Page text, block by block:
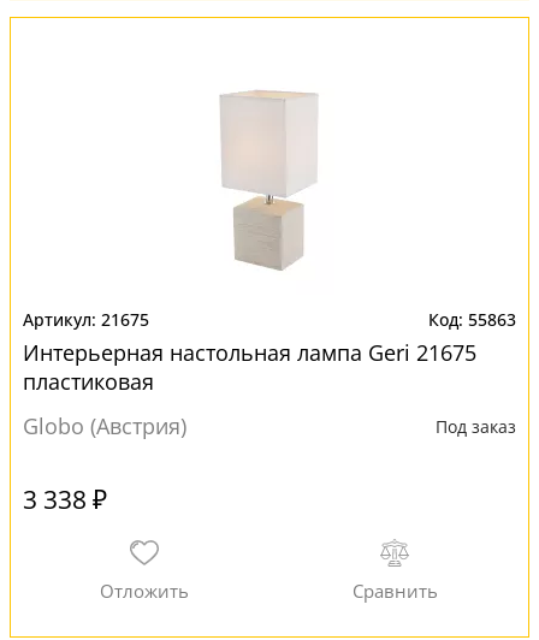
21675 55863
Интерьерная настольная лампа Geri 21675
пластиковая
Globo (Австрия)
Под заказ
3 338 ₽